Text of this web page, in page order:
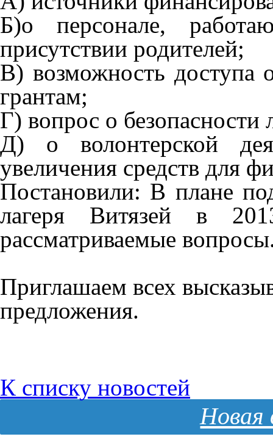
Б)о персонале,
присутствии родителей;
В) возможность доступа
грантам;
Г) вопрос о безопасности
Д) о волонтерской
увеличения средств для
Постановили: В плане
лагеря Витязей в
рассматриваемые
Приглашаем всех
предложения.
К списку новостей
Новая